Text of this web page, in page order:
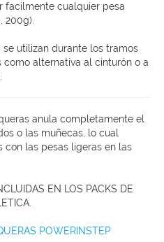
facilmente cualquier pesa
200g).
se utilizan durante los tramos
alternativa al cinturón o a
anula completamente el
o las muñecas, lo cual
con las pesas ligeras en las
EN LOS PACKS DE
POWERINSTEP